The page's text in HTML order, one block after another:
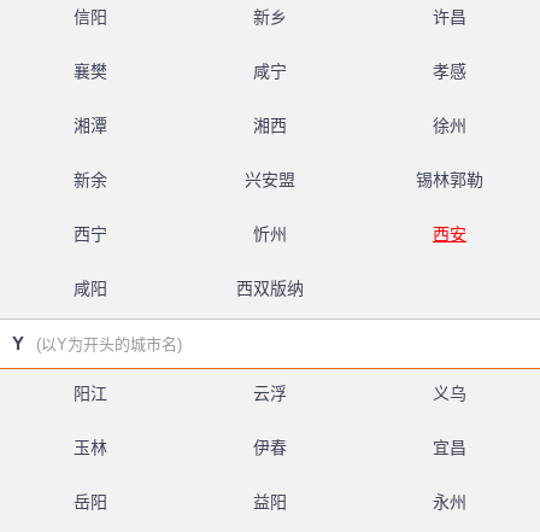
信阳 新乡 许昌
襄樊 咸宁 孝感
湘潭 湘西 徐州
新余 兴安盟 锡林郭勒
西宁 忻州 西安
咸阳 西双版纳
Y (以Y为开头的城市名)
阳江 云浮 义乌
玉林 伊春 宜昌
岳阳 益阳 永州